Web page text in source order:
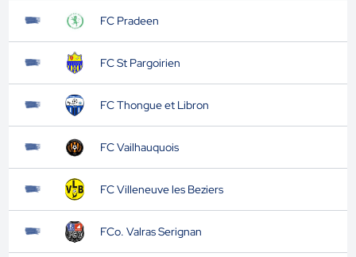
FC Pradeen
FC St Pargoirien
FC Thongue et Libron
FC Vailhauquois
FC Villeneuve les Beziers
FCo. Valras Serignan